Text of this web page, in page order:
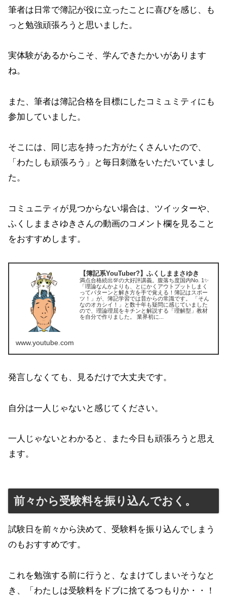
筆者は日常で簿記が役に立ったことに喜びを感じ、も
っと勉強頑張ろうと思いました。
実体験があるからこそ、学んできたかいがあります
ね。
また、筆者は簿記合格を目標にしたコミュミティにも
参加していました。
そこには、同じ志を持った方がたくさんいたので、
「わたしも頑張ろう」と毎日刺激をいただいていまし
た。
コミュニティが見つからない場合は、ツイッターや、
ふくしままさゆきさんの動画のコメント欄を見ること
をおすすめします。
【簿記系YouTuber?】ふくしままさゆき
満点合格続出💯の大好評講義。腹落ち度国内No. 1✨
「理論なんかよりも、とにかくアウトプットしまく
ってパターンと解き方を手で覚える！簿記はスポー
ツ！」が、簿記学習では昔からの常識です。 「そん
なのオカシイ！」と数十年も疑問に感じていました
ので、理論理屈をキチンと解説する「理解型」教材
を自分で作りました。 業界初に...
www.youtube.com
発言しなくても、見るだけで大丈夫です。
自分は一人じゃないと感じてください。
一人じゃないとわかると、また今日も頑張ろうと思え
ます。
前々から受験料を振り込んでおく。
試験日を前々から決めて、受験料を振り込んでしまう
のもおすすめです。
これを勉強する前に行うと、なまけてしまいそうなと
き、「わたしは受験料をドブに捨てるつもりか・・！